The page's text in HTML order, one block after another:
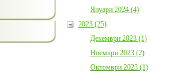
Януари 2024 (4)
2023 (25)
Декември 2023 (1)
Ноември 2023 (2)
Октомври 2023 (1)